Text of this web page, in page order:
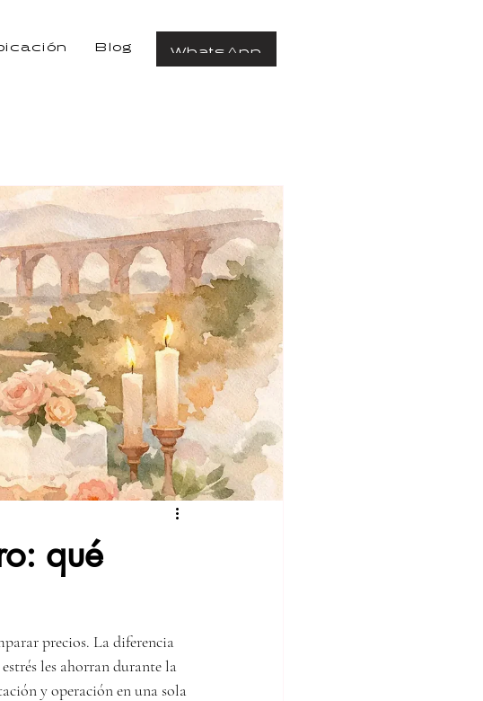
Blog
WhatsApp
qué
precios. La diferencia
les ahorran durante la
y operación en una sola